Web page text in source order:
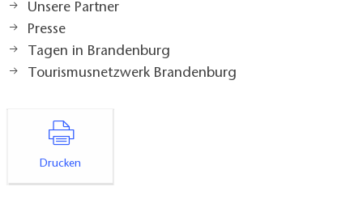
Unsere Partner
Presse
Tagen in Brandenburg
Tourismusnetzwerk Brandenburg
Drucken